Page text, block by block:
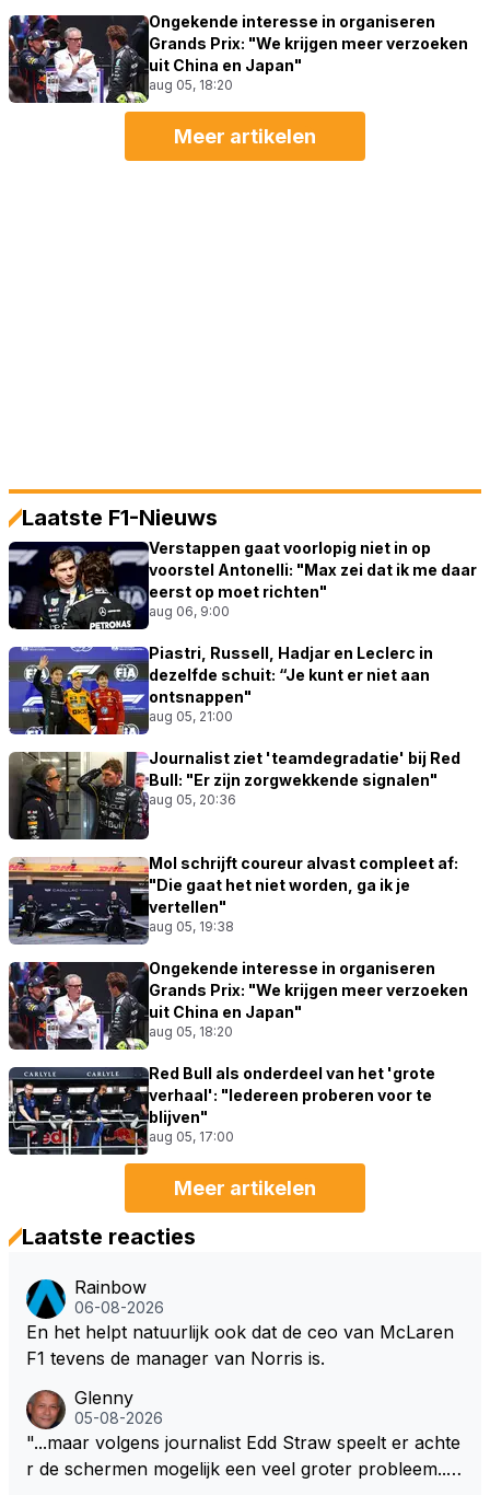
Ongekende interesse in organiseren
Grands Prix: "We krijgen meer verzoeken
uit China en Japan"
aug 05, 18:20
Meer artikelen
Laatste F1-Nieuws
Verstappen gaat voorlopig niet in op
voorstel Antonelli: "Max zei dat ik me daar
eerst op moet richten"
aug 06, 9:00
Piastri, Russell, Hadjar en Leclerc in
dezelfde schuit: “Je kunt er niet aan
ontsnappen"
aug 05, 21:00
Journalist ziet 'teamdegradatie' bij Red
Bull: "Er zijn zorgwekkende signalen"
aug 05, 20:36
Mol schrijft coureur alvast compleet af:
"Die gaat het niet worden, ga ik je
vertellen"
aug 05, 19:38
Ongekende interesse in organiseren
Grands Prix: "We krijgen meer verzoeken
uit China en Japan"
aug 05, 18:20
Red Bull als onderdeel van het 'grote
verhaal': "Iedereen proberen voor te
blijven"
aug 05, 17:00
Meer artikelen
Laatste reacties
Rainbow
06-08-2026
En het helpt natuurlijk ook dat de ceo van McLaren
F1 tevens de manager van Norris is.
Glenny
05-08-2026
"...maar volgens journalist Edd Straw speelt er achte
r de schermen mogelijk een veel groter probleem..."